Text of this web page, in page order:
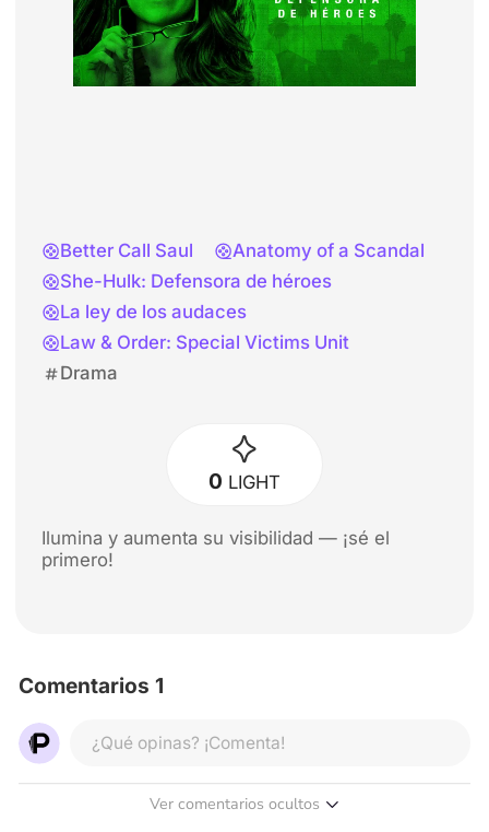
Better Call Saul
Anatomy of a Scandal
She-Hulk: Defensora de héroes
La ley de los audaces
Law & Order: Special Victims Unit
Drama
0 LIGHT
Ilumina y aumenta su visibilidad — ¡sé el
primero!
Comentarios 1
¿Qué opinas? ¡Comenta!
Ver comentarios ocultos